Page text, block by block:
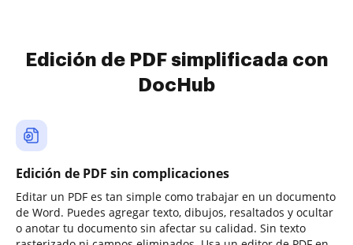
Edición de PDF simplificada con
DocHub
Edición de PDF sin complicaciones
Editar un PDF es tan simple como trabajar en un documento
de Word. Puedes agregar texto, dibujos, resaltados y ocultar
o anotar tu documento sin afectar su calidad. Sin texto